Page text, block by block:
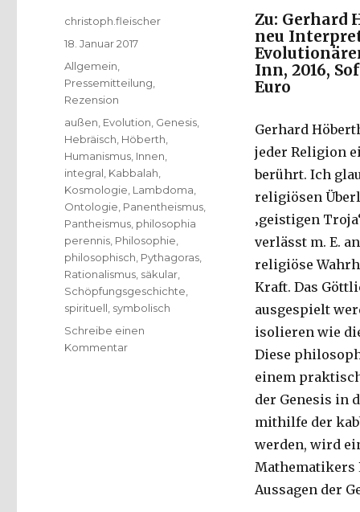
Zu: Gerhard
neu
Inn, 2016,
Euro
Gerhard
jeder Religion
berührt. Ich
religiösen
‚geistigen
verlässt m. E.
religiöse
Kraft. Das
ausgespielt
isolieren wie
Diese
einem
der Genesis in
mithilfe der
werden, wird
Mathematikers
Aussagen der
Autor
christoph.fleischer
Veröffentlicht
am
18. Januar 2017
Kategorien
Allgemein
Pressemitteilung
Rezension
Schlagwörter
außen Evolution Genesis
Hebräisch Höberth
Humanismus Innen
integral Kabbalah
Kosmologie Lambdoma
Ontologie Panentheismus
Pantheismus philosophia
perennis Philosophie
philosophisch Pythagoras
Rationalismus säkular
Schöpfungsgeschichte
spirituell symbolisch
Schreibe einen
Kommentarzu